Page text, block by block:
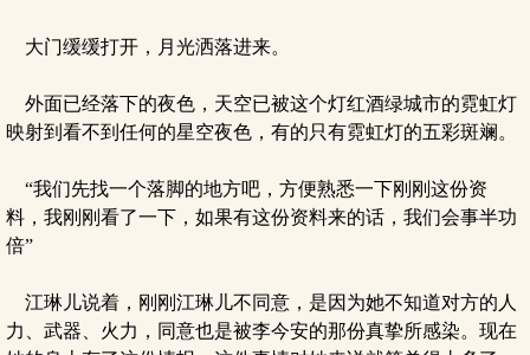
大门缓缓打开，月光洒落进来。
外面已经落下的夜色，天空已被这个灯红酒绿城市的霓虹灯
映射到看不到任何的星空夜色，有的只有霓虹灯的五彩斑斓。
“我们先找一个落脚的地方吧，方便熟悉一下刚刚这份资
料，我刚刚看了一下，如果有这份资料来的话，我们会事半功
倍”
江琳儿说着，刚刚江琳儿不同意，是因为她不知道对方的人
力、武器、火力，同意也是被李今安的那份真挚所感染。现在